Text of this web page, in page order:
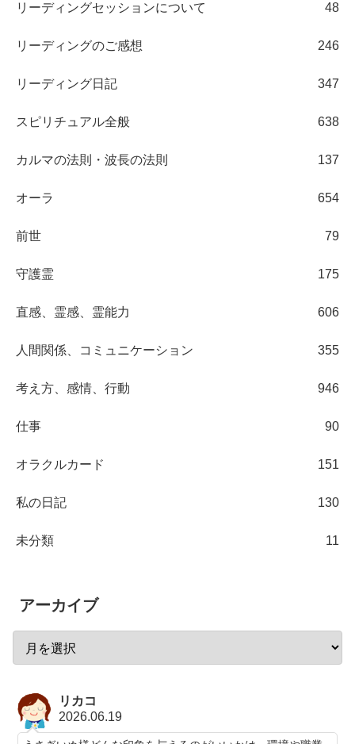
リーディングセッションについて 48
リーディングのご感想 246
リーディング日記 347
スピリチュアル全般 638
カルマの法則・波長の法則 137
オーラ 654
前世 79
守護霊 175
直感、霊感、霊能力 606
人間関係、コミュニケーション 355
考え方、感情、行動 946
仕事 90
オラクルカード 151
私の日記 130
未分類 11
アーカイブ
リカコ
2026.06.19